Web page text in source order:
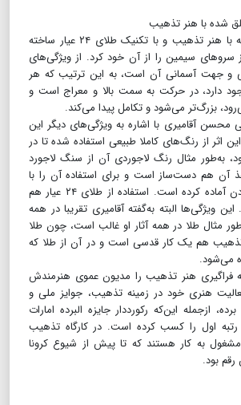
شده با هنر تذهیب
یک روی جلد قرآن که با هنر تذهیب و با تکنیک طلای ۲۴ عیار ساخته
سیمین را از آن خود کرد. از ویژگی‌های
و جهت آسمانی آن است، به این ترتیب که هر
دارد، در حرکت به سمت بالا و معراج است و
بزرگ‌تر می‌شود و تکامل پیدا می‌کند.
محسن آقامیری با اشاره به ویژگی‌های دیگر این
اثر از رنگ‌های کاملا طبیعی استفاده شده تا در
به‌طور مثال رنگ لاجوردی آن از سنگ لاجورد
آن هم دست‌ساز است و برای استفاده آن را با
مهره کردن و آهار دادن آماده کرده است. استفاده از طلای ۲۴ عیار هم
ویژگی‌ها البته به‌گفته آقامیری تقریبا در همه
مثال طلا در همه آثار او غالب است، چون طلا
هم یک کار قدسی است و در آن از طلا که
می‌شود.
فراگیری هنر تذهیب را مدیون عموی هنرمندش
۳۵ سال فعالیت هنری خود در زمینه تذهیب، جوایز ملی و
از‌جمله این‌که رکورددار جایزه البرده امارات
اول را کسب کرده است. در کارگاه تذهیب
به کار هستند که تا پیش از شیوع کرونا
بود.